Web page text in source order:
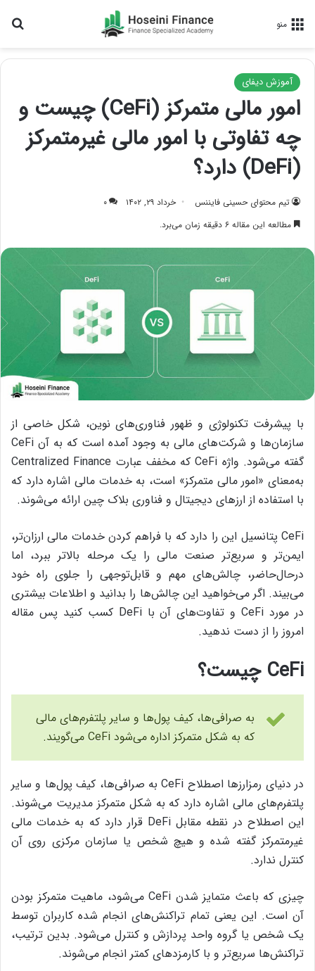
منو
آموزش دیفای
امور مالی متمرکز (CeFi) چیست و
چه تفاوتی با امور مالی غیرمتمرکز
(DeFi) دارد؟
تیم محتوای حسینی‌ فایننس خرداد ۲۹, ۱۴۰۲
۰
مطالعه این مقاله ۶ دقیقه زمان می‌برد.
با پیشرفت تکنولوژی و ظهور فناوری‌های نوین، شکل خاصی از
سازمان‌ها و شرکت‌های مالی به وجود آمده است که به آن CeFi
گفته می‌شود. واژه CeFi که مخفف عبارت Centralized Finance
به‌معنای «امور مالی متمرکز» است، به خدمات مالی اشاره دارد که
با استفاده از ارزهای دیجیتال و فناوری بلاک چین ارائه می‌شوند.
CeFi پتانسیل این را دارد که با فراهم کردن خدمات مالی ارزان‌تر،
ایمن‌تر و سریع‌تر صنعت مالی را یک مرحله بالاتر ببرد، اما
درحال‌حاضر، چالش‌های مهم و قابل‌توجهی را جلوی راه خود
می‌بیند. اگر می‌خواهید این چالش‌ها را بدانید و اطلاعات بیشتری
در مورد CeFi و تفاوت‌های آن با DeFi کسب کنید پس مقاله
امروز را از دست ندهید.
CeFi چیست؟
به صرافی‌ها، کیف پول‌ها و سایر پلتفرم‌های مالی
که به شکل متمرکز اداره می‌شود CeFi می‌گویند.
در دنیای رمزارزها اصطلاح CeFi به صرافی‌ها، کیف پول‌ها و سایر
پلتفرم‌های مالی اشاره دارد که به شکل متمرکز مدیریت می‌شوند.
این اصطلاح در نقطه مقابل DeFi قرار دارد که به خدمات مالی
غیرمتمرکز گفته شده و هیچ شخص یا سازمان مرکزی روی آن
کنترل ندارد.
چیزی که باعث متمایز شدن CeFi می‌شود، ماهیت متمرکز بودن
آن است. این یعنی تمام تراکنش‌های انجام شده‌ کاربران توسط
یک شخص یا گروه واحد پردازش و کنترل می‌شود. بدین ترتیب،
تراکنش‌ها سریع‌تر و با کارمزدهای کمتر انجام می‌شوند.